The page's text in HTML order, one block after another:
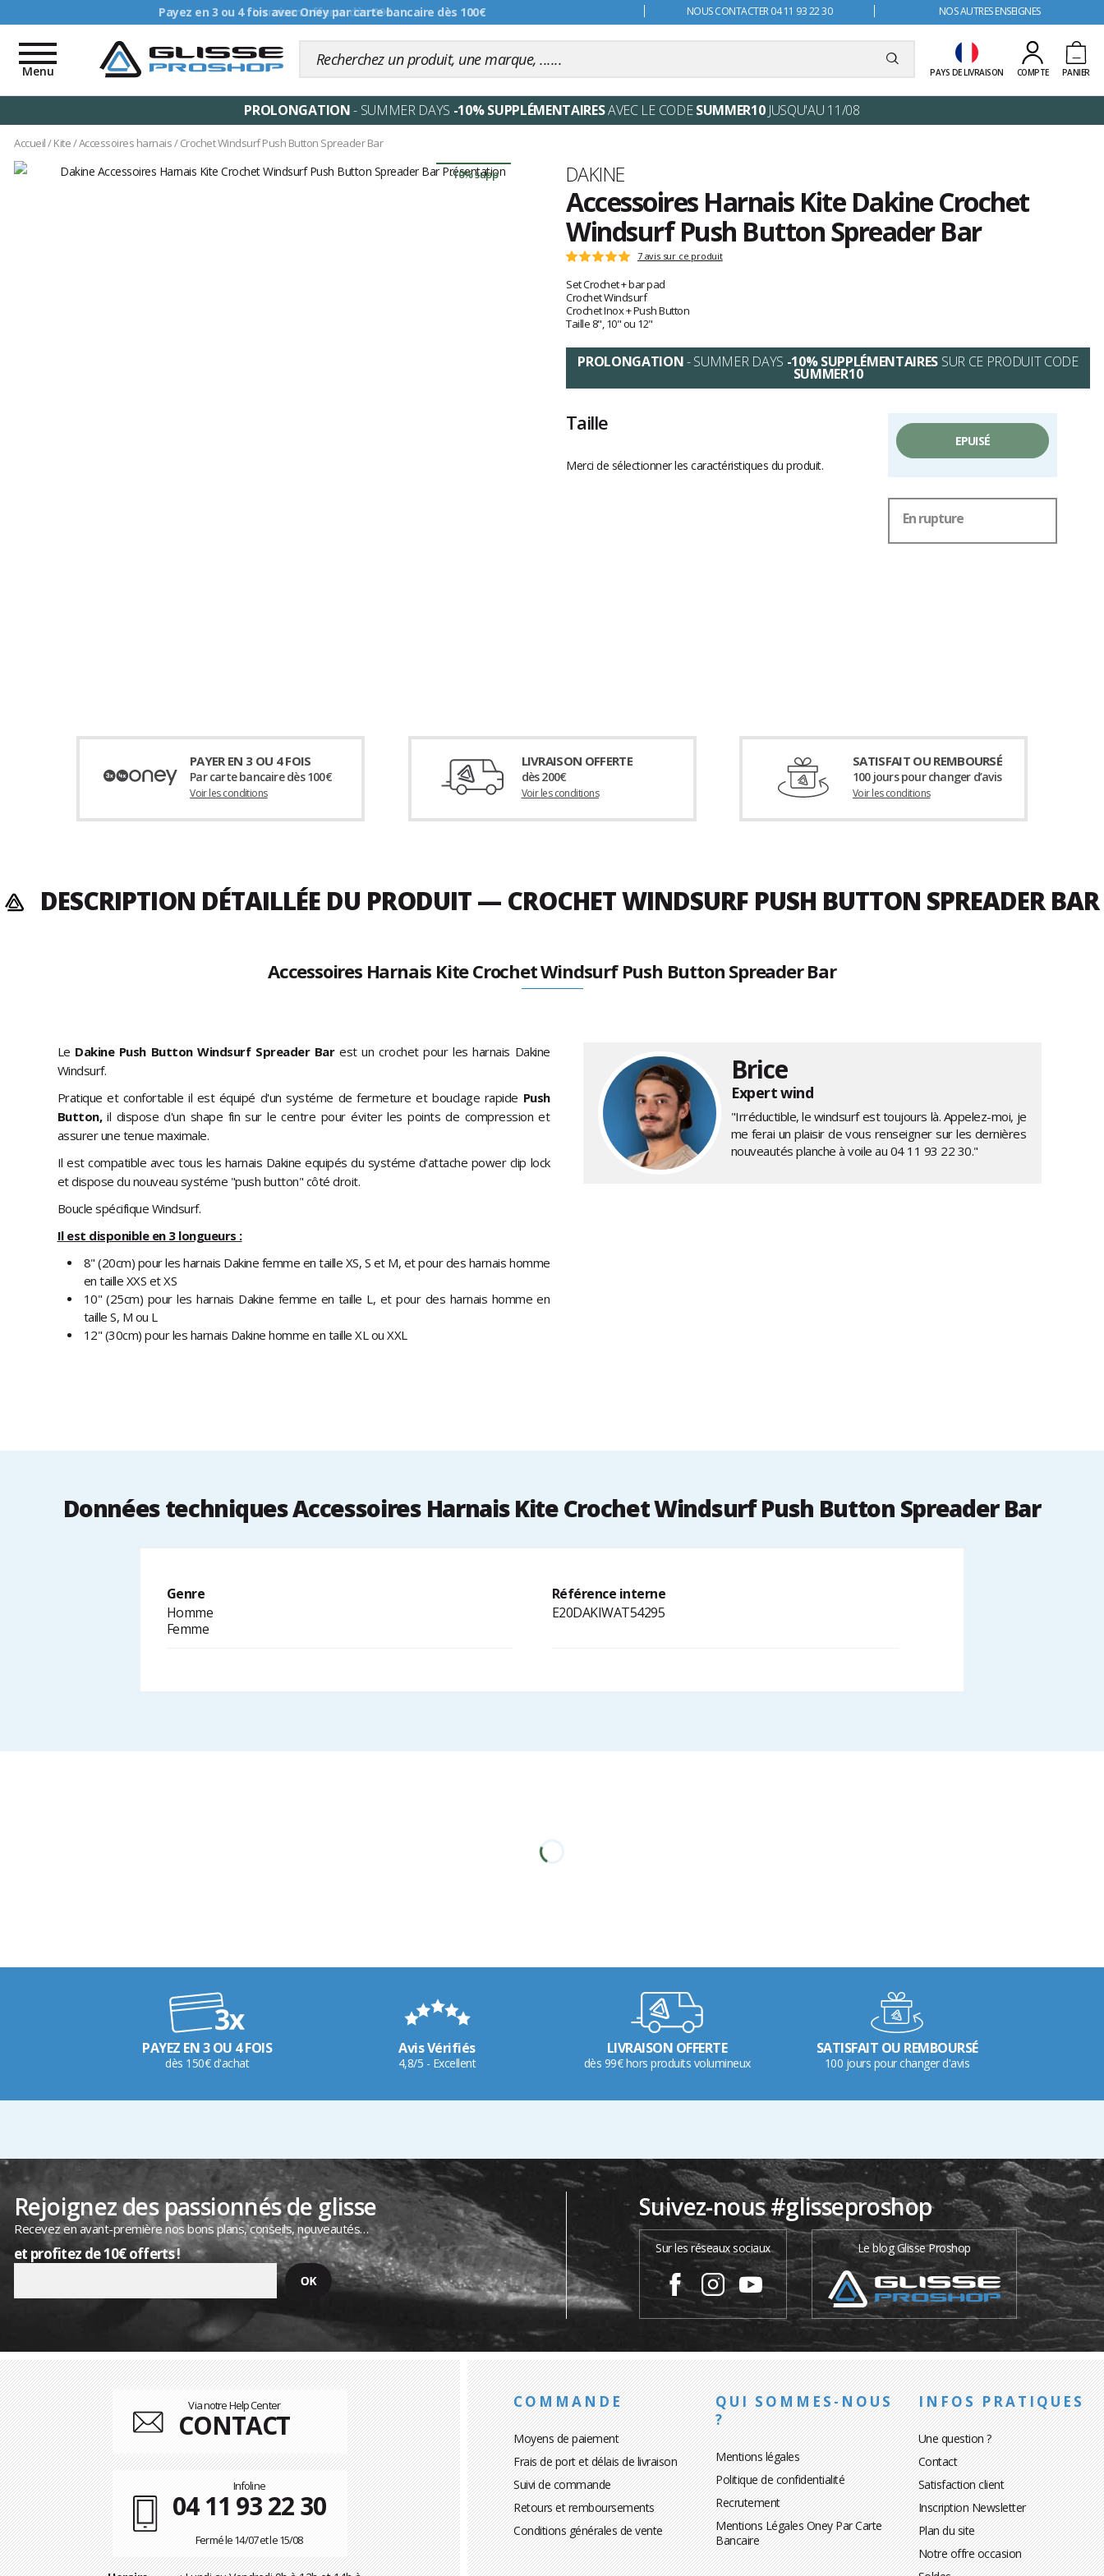
Livraison offerte dès 99€ NOUS CONTACTER 04 11 93 22 30 NOS AUTRES ENSEIGNES
PAYS DE LIVRAISON COMPTE PANIER
Toggle
navigation
Menu
PROLONGATION- SUMMER DAYS -10% SUPPLÉMENTAIRESAVEC LE CODESUMMER10JUSQU'AU 11/08
Accueil/Kite/Accessoires harnais/Crochet Windsurf Push Button Spreader Bar
-10% supp Marque
DAKINE
Accessoires Harnais Kite Dakine Crochet
Windsurf Push Button Spreader Bar
Les
clients
Note
:
5
sur
5
7 avis sur ce produit
Set Crochet + bar pad
Crochet Windsurf
Crochet Inox + Push Button
Taille 8", 10" ou 12"
PROLONGATION- SUMMER DAYS -10% SUPPLÉMENTAIRES SUR CE PRODUIT CODE
SUMMER10
Taille
Merci de sélectionner les caractéristiques du produit.
EPUISÉ
En rupture
PAYER EN 3 OU 4 FOIS
Par carte bancaire dès 100€
Voir les conditions
LIVRAISON OFFERTE
dès 200€
Voir les conditions
SATISFAIT OU REMBOURSÉ
100 jours pour changer d’avis
Voir les conditions
DESCRIPTION DÉTAILLÉE DU PRODUIT — CROCHET WINDSURF PUSH BUTTON SPREADER BAR
Accessoires Harnais Kite Crochet Windsurf Push Button Spreader Bar
Le Dakine Push Button Windsurf Spreader Barest un crochet pour les harnais Dakine
Windsurf.
Pratique et confortable il est équipé d'un systéme de fermeture et bouclage rapide Push
Button,il dispose d'un shape fin sur le centre pour éviter les points de compression et
assurer une tenue maximale.
Il est compatible avec tous les harnais Dakine equipés du systéme d'attache power clip lock
et dispose du nouveau systéme "push button" côté droit.
Boucle spécifique Windsurf.
Il est disponible en 3 longueurs :
8" (20cm) pour les harnais Dakine femme en taille XS, S et M, et pour des harnais homme
en taille XXS et XS
10" (25cm) pour les harnais Dakine femme en taille L, et pour des harnais homme en
taille S, M ou L
12" (30cm) pour les harnais Dakine homme en taille XL ou XXL
Brice
Expert wind
"Irréductible, le windsurf est toujours là. Appelez-moi, je
me ferai un plaisir de vous renseigner sur les dernières
nouveautés planche à voile au 04 11 93 22 30."
Données techniques Accessoires Harnais Kite Crochet Windsurf Push Button Spreader Bar
Genre
Homme
Femme
Référence interne
E20DAKIWAT54295
PAYEZ EN 3 OU 4 FOIS
dès 150€ d'achat
Avis Vérifiés
4,8/5 - Excellent
LIVRAISON OFFERTE
dès 99€ hors produits volumineux
SATISFAIT OU REMBOURSÉ
100 jours pour changer d'avis
Rejoignez des passionnés de glisse
Recevez en avant-première nos bons plans, conseils, nouveautés…
et profitez de 10€ offerts !
Suivez-nous #glisseproshop
Sur les réseaux sociaux Le blog Glisse Proshop
Via notre Help Center
CONTACT
Infoline
04 11 93 22 30
Fermé le 14/07 et le 15/08
COMMANDE
Moyens de paiement
Frais de port et délais de livraison
Suivi de commande
Retours et remboursements
Conditions générales de vente
QUI SOMMES-NOUS
?
Mentions légales
Politique de confidentialité
Recrutement
Mentions Légales Oney Par Carte
Bancaire
INFOS PRATIQUES
Une question ?
Contact
Satisfaction client
Inscription Newsletter
Plan du site
Notre offre occasion